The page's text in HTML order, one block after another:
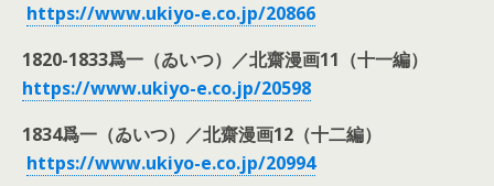
https://www.ukiyo-e.co.jp/20866
1820-1833爲一（ゐいつ）／北齋漫画11（十一編）
https://www.ukiyo-e.co.jp/20598
1834爲一（ゐいつ）／北齋漫画12（十二編）
https://www.ukiyo-e.co.jp/20994